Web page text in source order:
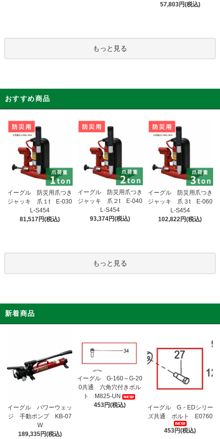
57,803円(税込)
もっと見る
おすすめ商品
イーグル 防災用爪つき
ジャッキ 爪１t E-030
L-S454
81,517円(税込)
イーグル 防災用爪つき
ジャッキ 爪２t E-040
L-S454
93,374円(税込)
イーグル 防災用爪つき
ジャッキ 爪３t E-060
L-S454
102,822円(税込)
もっと見る
新着商品
イーグル パワーウェッ
ジ 手動ポンプ KB-07
W
189,335円(税込)
イーグル G-160～G-20
0共通 六角穴付きボル
ト M825-UN
453円(税込)
イーグル G・EDシリー
ズ共通 ボルト E0760
453円(税込)